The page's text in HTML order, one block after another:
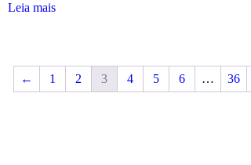
Leia mais
← 1 2 3 4 5 6 … 36